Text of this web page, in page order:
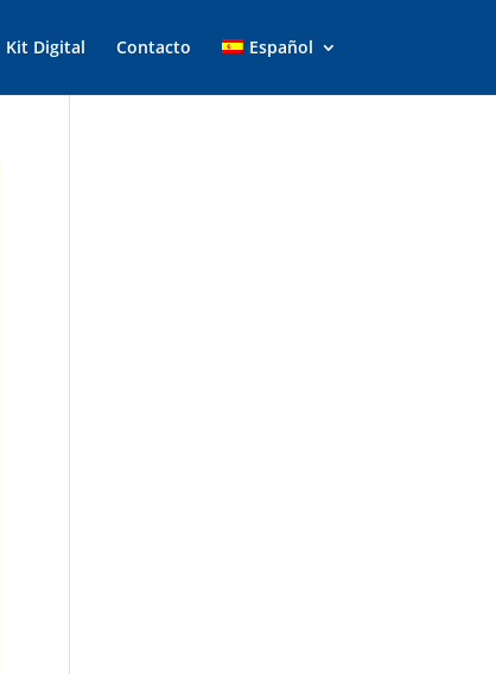
Kit Digital Contacto Español